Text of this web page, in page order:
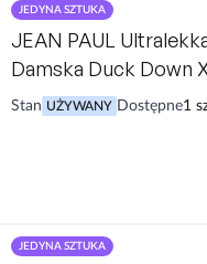
JEDYNA SZTUKA
JEAN PAUL
Damska Duck Down
Stan UŻYWANY Dostępne1
JEDYNA SZTUKA